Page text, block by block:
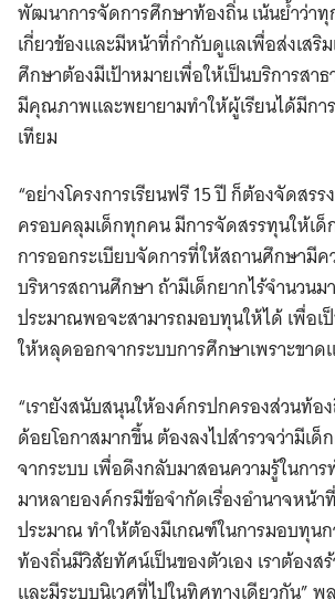
พัฒนาการจัดการศึกษาท้องถิ่น เน้นย้ำว่า
เกี่ยวข้องและมีหน้าที่กำกับดูแลเพื่อส่งเสริ
ศึกษาต้องมีเป้าหมายเพื่อให้เป็นบริการสา
มีคุณภาพและพยายามทำให้ผู้เรียนได้มีกา
เทียม
“อย่างโครงการเรียนฟรี 15 ปี ก็ต้องจัดสร
ครอบคลุมเด็กทุกคน มีการจัดสรรทุนให้เ
การออกระเบียบจัดการที่ให้สถานศึกษามี
บริหารสถานศึกษา ถ้ามีเด็กยากไร้จำนวน
ประมาณพอจะสามารถมอบทุนให้ได้ เพื่อเ
ให้หลุดออกจากระบบการศึกษาเพราะขา
“เรายังสนับสนุนให้องค์กรปกครองส่วนท้อ
ด้อยโอกาสมากขึ้น ต้องลงไปสำรวจว่ามีเ
จากระบบ เพื่อดึงกลับมาสอนความรู้ในก
มาหลายองค์กรมีข้อจำกัดเรื่องอำนาจหน้า
ประมาณ ทำให้ต้องมีเกณฑ์ในการมอบทุน
ท้องถิ่นมีวิสัยทัศน์เป็นของตัวเอง เราต้องส
และมีระบบนิเวศที่ไปในทิศทางเดียวกัน”